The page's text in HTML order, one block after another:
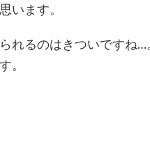
います。
れるのはきついですね…
。